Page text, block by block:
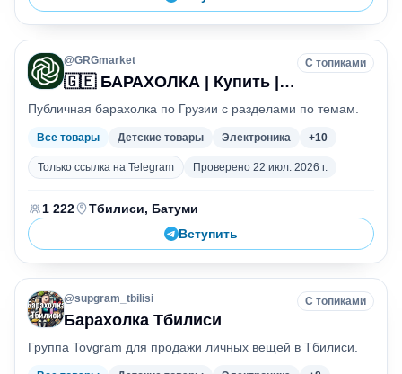
Б
@GRGmarket
🇬🇪 БАРАХОЛКА | Купить | Продать | Тбилиси | Батуми
С топиками
Публичная барахолка по Грузии с разделами по темам.
Все товары Детские товары Электроника +10
Только ссылка на Telegram Проверено 22 июл. 2026 г.
Участники:
1 222 Город:
Тбилиси, Батуми
Вступить
Б
@supgram_tbilisi
Барахолка Тбилиси
С топиками
Группа Tovgram для продажи личных вещей в Тбилиси.